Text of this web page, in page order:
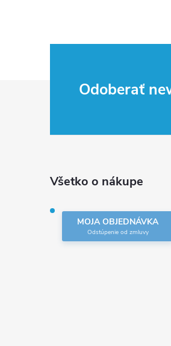
Odoberať
Všetko o nákupe
MOJA OBJEDNÁVKA